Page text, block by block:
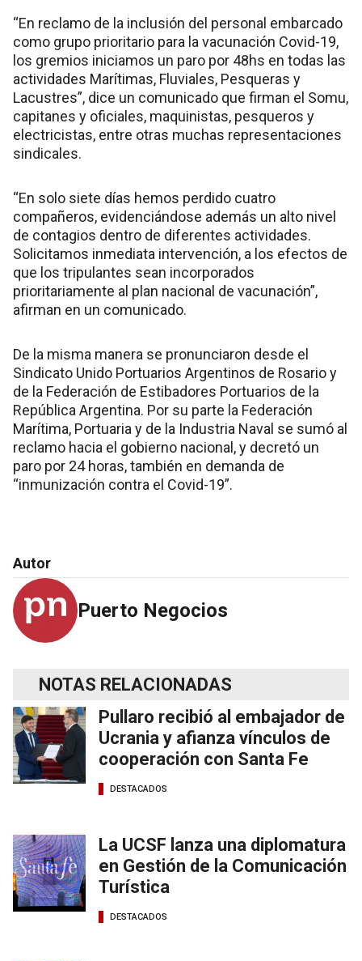
“En reclamo de la inclusión del personal embarcado
como grupo prioritario para la vacunación Covid-19,
los gremios iniciamos un paro por 48hs en todas las
actividades Marítimas, Fluviales, Pesqueras y
Lacustres”, dice un comunicado que firman el Somu,
capitanes y oficiales, maquinistas, pesqueros y
electricistas, entre otras muchas representaciones
sindicales.
“En solo siete días hemos perdido cuatro
compañeros, evidenciándose además un alto nivel
de contagios dentro de diferentes actividades.
Solicitamos inmediata intervención, a los efectos de
que los tripulantes sean incorporados
prioritariamente al plan nacional de vacunación”,
afirman en un comunicado.
De la misma manera se pronunciaron desde el
Sindicato Unido Portuarios Argentinos de Rosario y
de la Federación de Estibadores Portuarios de la
República Argentina. Por su parte la Federación
Marítima, Portuaria y de la Industria Naval se sumó al
reclamo hacia el gobierno nacional, y decretó un
paro por 24 horas, también en demanda de
“inmunización contra el Covid-19”.
Autor
Puerto Negocios
NOTAS RELACIONADAS
Pullaro recibió al embajador de
Ucrania y afianza vínculos de
cooperación con Santa Fe
DESTACADOS
La UCSF lanza una diplomatura
en Gestión de la Comunicación
Turística
DESTACADOS